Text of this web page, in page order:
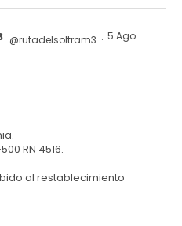
@rutadelsoltram3 · 5 Ago
RN 4516.
al restablecimiento